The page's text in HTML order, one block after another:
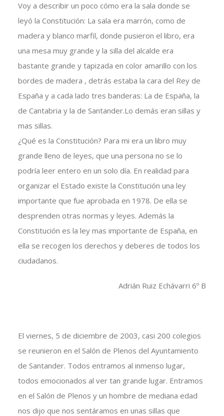
Voy a describir un poco cómo era la sala donde se
leyó la Constitución: La sala era marrón, como de
madera y blanco marfil, donde pusieron el libro, era
una mesa muy grande y la silla del alcalde era
bastante grande y tapizada en color amarillo con los
bordes de madera , detrás estaba la cara del Rey de
España y a cada lado tres banderas: La de España, la
de Cantabria y la de Santander.Lo demás eran sillas y
mas sillas.
¿Qué es la Constitución? Para mi era un libro muy
grande lleno de leyes, que una persona no se lo
podría leer entero en un solo día. En realidad para
organizar el Estado existe la Constitución una ley
importante que fue aprobada en 1978. De ella se
desprenden otras normas y leyes. Además la
Constitución es la ley mas importante de España, en
ella se recogen los derechos y deberes de todos los
ciudadanos.
Adrián Ruiz Echávarri 6º B
El viernes, 5 de diciembre de 2003, casi 200 colegios
se reunieron en el Salón de Plenos del Ayuntamiento
de Santander. Todos entramos al inmenso lugar,
todos emocionados al ver tan grande lugar. Entramos
en el Salón de Plenos y un hombre de mediana edad
nos dijo que nos sentáramos en unas sillas que